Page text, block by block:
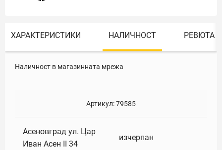
ХАРАКТЕРИСТИКИ НАЛИЧНОСТ РЕВЮТА
Наличност в магазинната мрежа
Артикул:79585
Асеновград ул. Цар
Иван Асен II 34
изчерпан